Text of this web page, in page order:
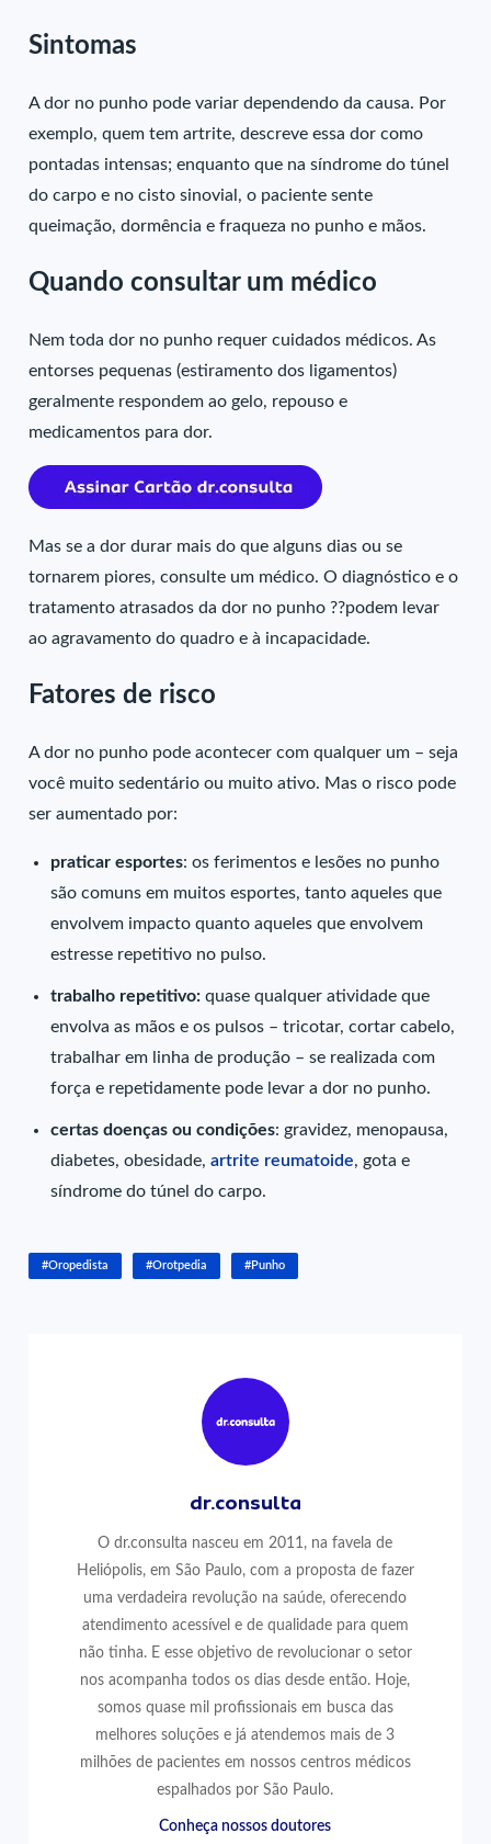
Sintomas
A dor no punho pode variar dependendo da causa. Por
exemplo, quem tem artrite, descreve essa dor como
pontadas intensas; enquanto que na síndrome do túnel
do carpo e no cisto sinovial, o paciente sente
queimação, dormência e fraqueza no punho e mãos.
Quando consultar um médico
Nem toda dor no punho requer cuidados médicos. As
entorses pequenas (estiramento dos ligamentos)
geralmente respondem ao gelo, repouso e
medicamentos para dor.
Mas se a dor durar mais do que alguns dias ou se
tornarem piores, consulte um médico. O diagnóstico e o
tratamento atrasados da dor no punho ??podem levar
ao agravamento do quadro e à incapacidade.
Fatores de risco
A dor no punho pode acontecer com qualquer um – seja
você muito sedentário ou muito ativo. Mas o risco pode
ser aumentado por:
praticar esportes: os ferimentos e lesões no punho
são comuns em muitos esportes, tanto aqueles que
envolvem impacto quanto aqueles que envolvem
estresse repetitivo no pulso.
trabalho repetitivo: quase qualquer atividade que
envolva as mãos e os pulsos – tricotar, cortar cabelo,
trabalhar em linha de produção – se realizada com
força e repetidamente pode levar a dor no punho.
certas doenças ou condições: gravidez, menopausa,
diabetes, obesidade,artrite reumatoide, gota e
síndrome do túnel do carpo.
#Oropedista #Orotpedia #Punho
dr.consulta
O dr.consulta nasceu em 2011, na favela de
Heliópolis, em São Paulo, com a proposta de fazer
uma verdadeira revolução na saúde, oferecendo
atendimento acessível e de qualidade para quem
não tinha. E esse objetivo de revolucionar o setor
nos acompanha todos os dias desde então. Hoje,
somos quase mil profissionais em busca das
melhores soluções e já atendemos mais de 3
milhões de pacientes em nossos centros médicos
espalhados por São Paulo.
Conheça nossos doutores